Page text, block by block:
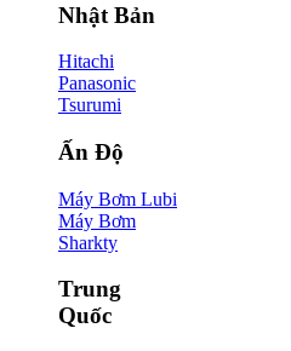
Nhật Bản
Hitachi
Panasonic
Tsurumi
Ấn Độ
Máy Bơm Lubi
Máy Bơm
Sharkty
Trung
Quốc